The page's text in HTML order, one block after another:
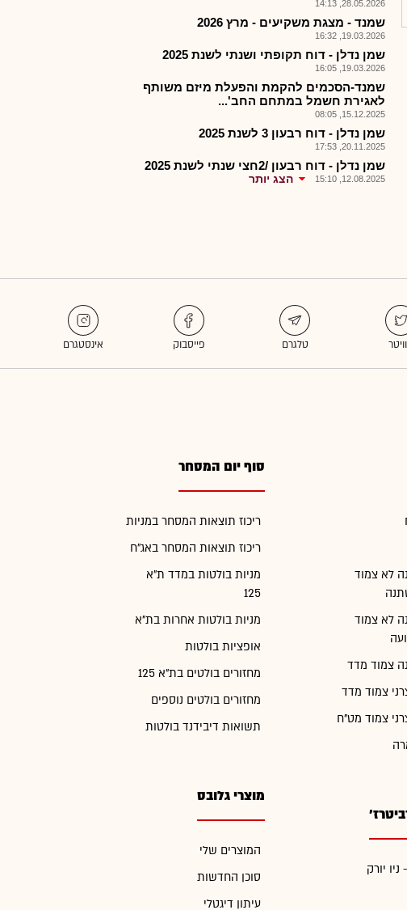
28.05.2026, 14:13
שמנד - מצגת משקיעים - מרץ 2026
19.03.2026, 16:32
שמן נדלן - דוח תקופתי ושנתי לשנת 2025
19.03.2026, 16:05
שמנד-הסכמים להקמת והפעלת מיזם משותף
לאגירת חשמל במתחם החב'...
15.12.2025, 08:05
שמן נדלן - דוח רבעון 3 לשנת 2025
20.11.2025, 17:53
שמן נדלן - דוח רבעון /2חצי שנתי לשנת 2025
12.08.2025, 15:10 הצג יותר
לא צמוד
לא צמוד
צמוד מדד
צמוד מדד
צמוד מט"ח
יורק
סוף יום המסחר
ריכוז תוצאות המסחר במניות
ריכוז תוצאות המסחר באג"ח
מניות בולטות במדד ת"א
125
מניות בולטות אחרות בת"א
אופציות בולטות
מחזורים בולטים בת"א 125
מחזורים בולטים נוספים
תשואות דיבידנד בולטות
מוצרי גלובס
המוצרים שלי
סוכן החדשות
עיתון דיגטלי